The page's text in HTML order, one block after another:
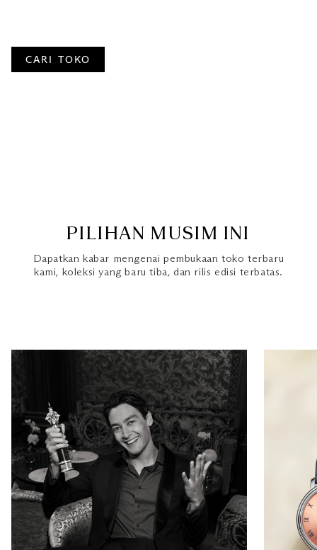
CARI TOKO
PILIHAN MUSIM INI
Dapatkan kabar mengenai pembukaan toko terbaru
kami, koleksi yang baru tiba, dan rilis edisi terbatas.